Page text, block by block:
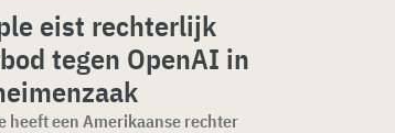
eist rechterlijk
tegen OpenAI in
heeft een Amerikaanse rechter